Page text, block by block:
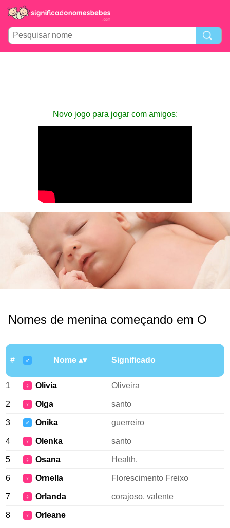
Novo jogo para jogar com amigos:
Nomes de menina começando em O
# ♂ Nome Significado
1 ♀ Olivia Oliveira
2 ♀ Olga santo
3 ♂ Onika guerreiro
4 ♀ Olenka santo
5 ♀ Osana Health.
6 ♀ Ornella Florescimento Freixo
7 ♀ Orlanda corajoso, valente
8 ♀ Orleane